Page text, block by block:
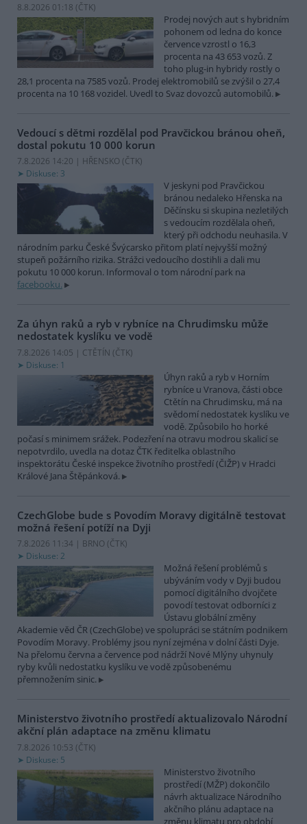
8.8.2026 01:18 (ČTK)
Prodej nových aut s hybridním
pohonem od ledna do konce
července vzrostl o 16,3
procenta na 43 653 vozů. Z
toho plug-in hybridy rostly o
28,1 procenta na 7585 vozů. Prodej elektromobilů se zvýšil o 27,4
procenta na 10 168 vozidel. Uvedl to Svaz dovozců automobilů.
Vedoucí s dětmi rozdělal pod Pravčickou bránou oheň,
dostal pokutu 10 000 korun
7.8.2026 14:20 | HŘENSKO (ČTK)
Diskuse: 3
V jeskyni pod Pravčickou
bránou nedaleko Hřenska na
Děčínsku si skupina nezletilých
s vedoucím rozdělala oheň,
který při odchodu neuhasila. V
národním parku České Švýcarsko přitom platí nejvyšší možný
stupeň požárního rizika. Strážci vedoucího dostihli a dali mu
pokutu 10 000 korun. Informoval o tom národní park na
facebooku.
Za úhyn raků a ryb v rybníce na Chrudimsku může
nedostatek kyslíku ve vodě
7.8.2026 14:05 | CTĚTÍN (ČTK)
Diskuse: 1
Úhyn raků a ryb v Horním
rybníce u Vranova, části obce
Ctětín na Chrudimsku, má na
svědomí nedostatek kyslíku ve
vodě. Způsobilo ho horké
počasí s minimem srážek. Podezření na otravu modrou skalicí se
nepotvrdilo, uvedla na dotaz ČTK ředitelka oblastního
inspektorátu České inspekce životního prostředí (ČIŽP) v Hradci
Králové Jana Štěpánková.
CzechGlobe bude s Povodím Moravy digitálně testovat
možná řešení potíží na Dyji
7.8.2026 11:34 | BRNO (ČTK)
Diskuse: 2
Možná řešení problémů s
ubýváním vody v Dyji budou
pomocí digitálního dvojčete
povodí testovat odborníci z
Ústavu globální změny
Akademie věd ČR (CzechGlobe) ve spolupráci se státním podnikem
Povodím Moravy. Problémy jsou nyní zejména v dolní části Dyje.
Na přelomu června a července pod nádrží Nové Mlýny uhynuly
ryby kvůli nedostatku kyslíku ve vodě způsobenému
přemnožením sinic.
Ministerstvo životního prostředí aktualizovalo Národní
akční plán adaptace na změnu klimatu
7.8.2026 10:53 (ČTK)
Diskuse: 5
Ministerstvo životního
prostředí (MŽP) dokončilo
návrh aktualizace Národního
akčního plánu adaptace na
změnu klimatu pro období